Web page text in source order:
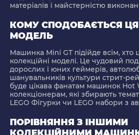
матеріалів і майстерністю
КОМУ СПОДОБАЄТЬСЯ
МОДЕЛЬ
Машинка Mini GT підійде всім, хто
колекційні моделі. Це чудовий
дорослих і юних геймерів,
шанувальників культури стрит-
буде цікава фанатам машинок Hot
колекціонерам, які збирають
LEGO Фігурки чи LEGO набори з
ПОРІВНЯННЯ З ІНШИМИ